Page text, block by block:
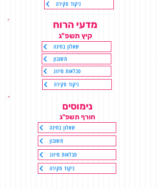
ניקוד סקירה
מדעי הרוח
קיץ תשפ"ג
שאלון בחינה
תשובון
טבלאות מיזוג
ניקוד סקירה
נימוסים
חורףתשפ"ג
שאלון בחינה
תשובון
טבלאות מיזוג
ניקוד סקירה